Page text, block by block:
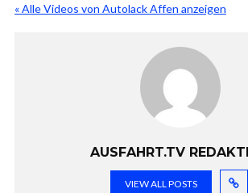
« Alle Videos von Autolack Affen anzeigen
AUSFAHRT.TV
VIEW ALL POSTS